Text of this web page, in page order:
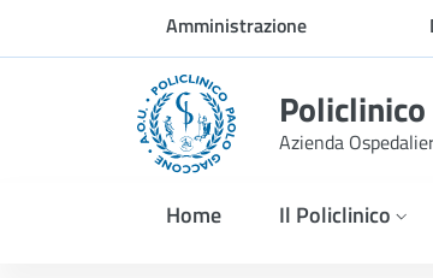
Skip to Main ContentAmministrazione
trasparente
Policlinico
Azienda
Home Il Policlinico